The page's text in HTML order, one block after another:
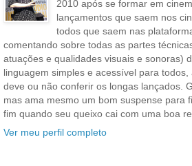
2010 após se formar em
lançamentos que saem nos
todos que saem nas
comentando sobre todas as partes
atuações e qualidades visuais e sonoras)
linguagem simples e acessível para
deve ou não conferir os longas lançados.
mas ama mesmo um bom suspense para
fim quando seu queixo cai com uma boa
Ver meu perfil completo